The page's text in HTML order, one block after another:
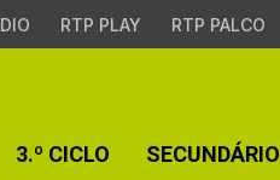
RTP PLAY RTP PALCO
3.º CICLO SECUNDÁRIO